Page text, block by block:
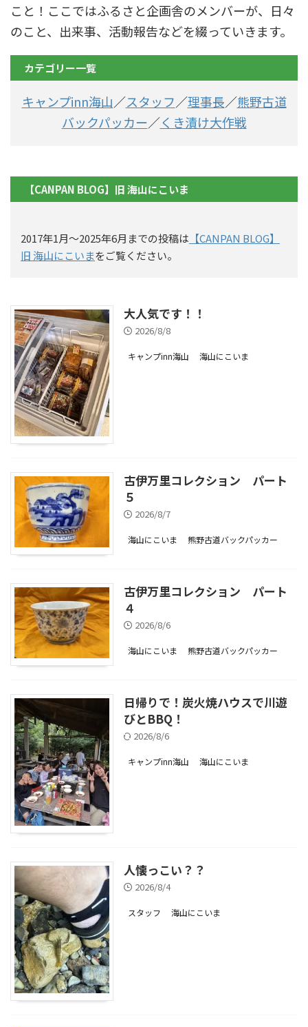
こと！ここではふるさと企画舎のメンバーが、日々
のこと、出来事、活動報告などを綴っていきます。
カテゴリー一覧
キャンプinn海山／スタッフ／理事長／熊野古道
バックパッカー／くき漬け大作戦
【CANPAN BLOG】旧 海山にこいま
2017年1月〜2025年6月までの投稿は 【CANPAN BLOG】
旧 海山にこいまをご覧ください。
大人気です！！
2026/8/8
キャンプinn海山 海山にこいま
古伊万里コレクション パート
５
2026/8/7
海山にこいま 熊野古道バックパッカー
古伊万里コレクション パート
４
2026/8/6
海山にこいま 熊野古道バックパッカー
日帰りで！炭火焼ハウスで川遊
びとBBQ！
2026/8/6
キャンプinn海山 海山にこいま
人懐っこい？？
2026/8/4
スタッフ 海山にこいま